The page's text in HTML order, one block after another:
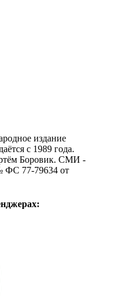
издание
с 1989 года.
Боровик. CМИ -
ФС 77-79634 от